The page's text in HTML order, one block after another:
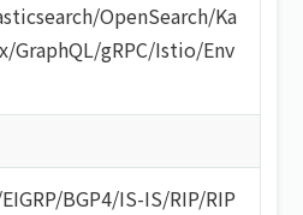
/OpenSearch/Ka
/GraphQL/gRPC/Istio/Env
EIGRP/BGP4/IS-IS/RIP/RIP